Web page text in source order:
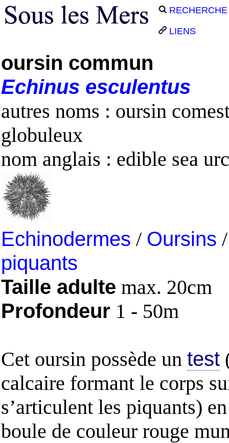
RECHERCHE
LIENS
oursin commun
Echinus esculentus
autres noms : oursin
globuleux
nom anglais : edible sea
Echinodermes / Oursins
piquants
Taille adulte max. 20cm
Profondeur 1 - 50m
Cet oursin possède un test
calcaire formant le corps
s’articulent les piquants)
boule de couleur rouge